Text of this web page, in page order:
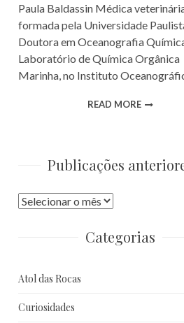
Paula Baldassin Médica
formada pela Universidade
Doutora em Oceanografia
Laboratório de Química Orgânica
Marinha, no Instituto
READ MORE
Publicações
Publicações
Categorias
Atol das Rocas
Curiosidades